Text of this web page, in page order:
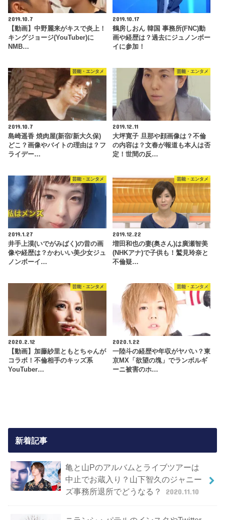
2019.10.7
【動画】中野麗来がキスで炎上！
キングジョージ(YouTuber)に
NMB…
2019.10.17
鶴房しおん 韓国 事務所(FNC)動
画や経歴は？過去にジュノンボー
イに参加！
芸能・エンタメ
2019.10.7
島崎遥香 焼肉屋(新宿/新大久保)
どこ？画像やバイトの理由は？フ
ライデー…
芸能・エンタメ
2019.12.11
大坪寛子 旦那や顔画像は？不倫
の内容は？文春が報道も本人は否
定！世間の反…
芸能・エンタメ
2019.1.27
井手上漠(いでがみばく)の昔の画
像や経歴は？かわいい美少女ジュ
ノンボーイ…
芸能・エンタメ
2019.12.22
増田和也の妻(奥さん)は廣瀬智美
(NHKアナ)で子供も！鷲見玲奈と
不倫疑…
芸能・エンタメ
2020.2.12
【動画】加藤紗里ともとちゃんが
コラボ！不倫相手のキッズ系
YouTuber…
芸能・エンタメ
2020.1.22
一陸斗の経歴や年収がヤバい？東
京MX「欲望の塊」でランボルギ
ーニ被害のホ…
新着記事
亀と山Pのアルバムとライブツアーは
中止でお蔵入り？山下智久のジャニー
ズ事務所退所でどうなる？
2020.11.10